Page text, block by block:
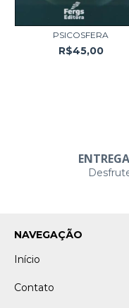
PSICOSFERA
R$45,00
NAVEGAÇÃO
Início
Contato